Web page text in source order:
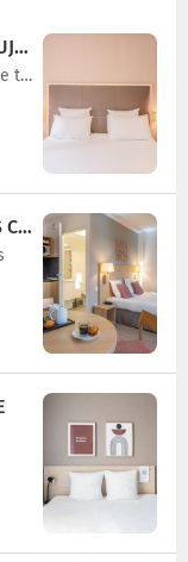
SÉJOURS & AFFAIRES NANTES LA BEAUJOIRE
APPART'HÔTEL ODALYS CITY - NANTES CITÉ DES CONGRÈS